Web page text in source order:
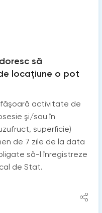
să
locațiune o pot
activitate de
şi/sau în
superficie)
de 7 zile de la data
să-l înregistreze
de Stat.